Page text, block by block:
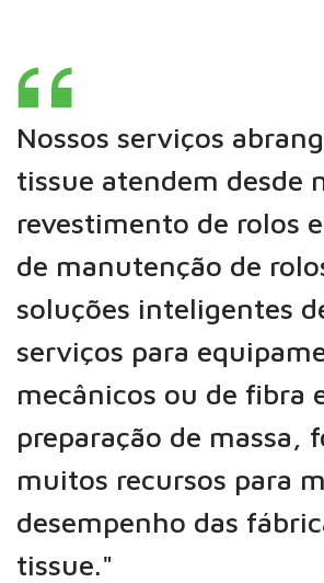
Nossos serviços
tissue atendem desde
revestimento de rolos
de manutenção de
soluções inteligentes
serviços para
mecânicos ou de fibra
preparação de massa,
muitos recursos para
desempenho das
tissue."